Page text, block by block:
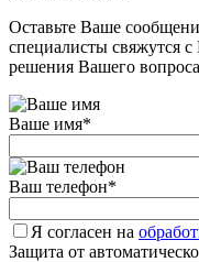
Оставьте Ваше
специалисты свяжутся
решения Вашего
Ваше имя*
Ваш телефон*
Я согласен на
Защита от